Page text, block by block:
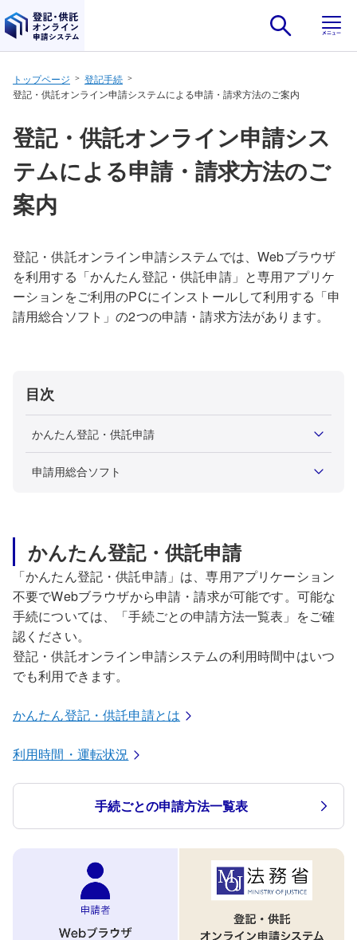
ナビゲーションをスキップし本文へ
トップページ
登記手続
登記・供託オンライン申請システムによる申請・請求方法のご案内
登記・供託オンライン申請シス
テムによる申請・請求方法のご
案内
登記・供託オンライン申請システムでは、Webブラウザ
を利用する「かんたん登記・供託申請」と専用アプリケ
ーションをご利用のPCにインストールして利用する「申
請用総合ソフト」の2つの申請・請求方法があります。
目次
かんたん登記・供託申請
申請用総合ソフト
かんたん登記・供託申請
「かんたん登記・供託申請」は、専用アプリケーション
不要でWebブラウザから申請・請求が可能です。可能な
手続については、「手続ごとの申請方法一覧表」をご確
認ください。
登記・供託オンライン申請システムの利用時間中はいつ
でも利用できます。
かんたん登記・供託申請とは
利用時間・運転状況
手続ごとの申請方法一覧表